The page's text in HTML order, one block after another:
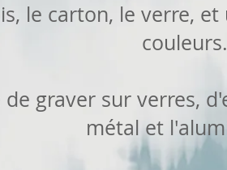
le carton, le verre,
couleurs.
de graver sur verres,
métal et